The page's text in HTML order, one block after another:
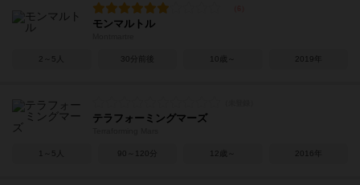
モンマルトル
2～5人 30分前後 10歳～ 2019年
テラフォーミングマーズ
1～5人 90～120分 12歳～ 2016年